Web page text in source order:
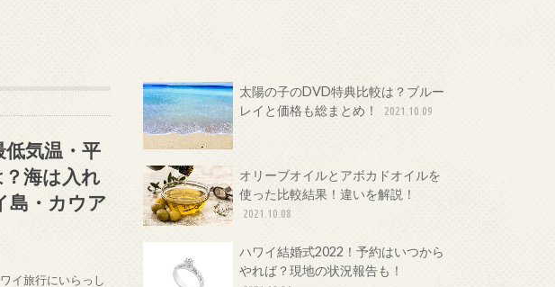
気温・平
海は入れ
島・カウア
イ旅行にいらっし
太陽の子のDVD特典比較は？ブルー
レイと価格も総まとめ！
2021.10.09
オリーブオイルとアボカドオイルを
使った比較結果！違いを解説！
2021.10.08
ハワイ結婚式2022！予約はいつから
やれば？現地の状況報告も！